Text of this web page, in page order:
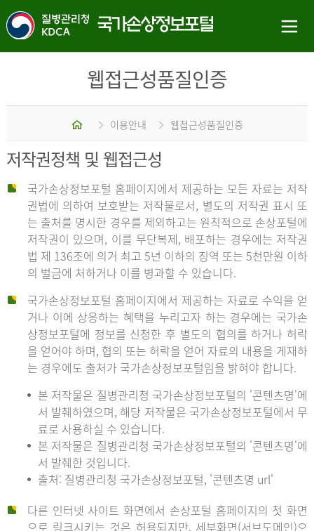
웹접근성품질인증
홈 이용안내 웹접근성품질인증
저작권정책 및 웹접근성
국가손상정보포털 홈페이지에서 제공하는 모든 자료는 저작
권법에 의하여 보호받는 저작물로서, 별도의 저작권 표시 또
는 출처를 명시한 경우를 제외하고는 원칙적으로 손상포털에
저작권이 있으며, 이를 무단복제, 배포하는 경우에는 저작권
법 제 136조에 의거 최고 5년 이하의 징역 또는 5천만원 이하
의 벌금에 처하거나 이를 병과할 수 있습니다.
국가손상정보포털 홈페이지에서 제공하는 자료로 수익을 얻
거나 이에 상응하는 혜택을 누리고자 하는 경우에는 국가손
상정보포털에 정보를 신청한 후 별도의 협의를 하거나 허락
을 얻어야 하며, 협의 또는 허락을 얻어 자료의 내용을 게재하
는 경우에도 출처가 국가손상정보포털임을 밝혀야 합니다.
본 저작물은 질병관리청 국가손상정보포털의 '콘텐츠명'에
서 발췌하였으며, 해당 저작물은 국가손상정보포털에서 무
료로 사용하실 수 있습니다.
본 저작물은 질병관리청 국가손상정보포털의 '콘텐츠명'에
서 발췌한 것입니다.
출처: 질병관리청 국가손상정보포털, '콘텐츠명 url'
다른 인터넷 사이트 화면에서 손상포털 홈페이지의 첫 화면
으로 링크시키는 것은 허용되지만, 세부화면(서브도메인)으